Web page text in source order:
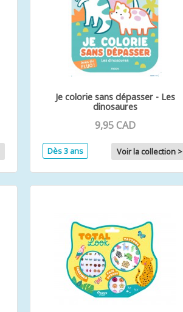
Je colorie sans dépasser - Les
dinosaures
9,95 CAD
Dès 3 ans Voir la collection >